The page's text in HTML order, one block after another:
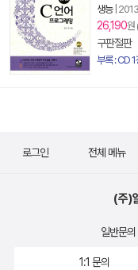
생능|
26,190원
구판절판
부록 : CD 1
로그인 전체 메뉴
(주)
일반문
1:1 문의